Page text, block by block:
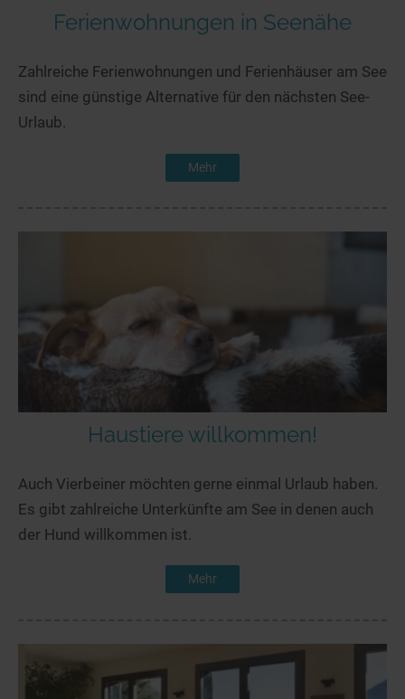
Ferienwohnungen in Seenähe
Zahlreiche Ferienwohnungen und Ferienhäuser am See
sind eine günstige Alternative für den nächsten See-
Urlaub.
Mehr
Haustiere willkommen!
Auch Vierbeiner möchten gerne einmal Urlaub haben.
Es gibt zahlreiche Unterkünfte am See in denen auch
der Hund willkommen ist.
Mehr